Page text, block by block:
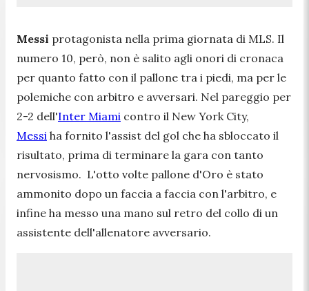
Messi protagonista nella prima giornata di MLS. Il
numero 10, però, non è salito agli onori di cronaca
per quanto fatto con il pallone tra i piedi, ma per le
polemiche con arbitro e avversari. Nel pareggio per
2-2 dell'Inter Miami contro il New York City,
Messi ha fornito l'assist del gol che ha sbloccato il
risultato, prima di terminare la gara con tanto
nervosismo. L'otto volte pallone d'Oro è stato
ammonito dopo un faccia a faccia con l'arbitro, e
infine ha messo una mano sul retro del collo di un
assistente dell'allenatore avversario.